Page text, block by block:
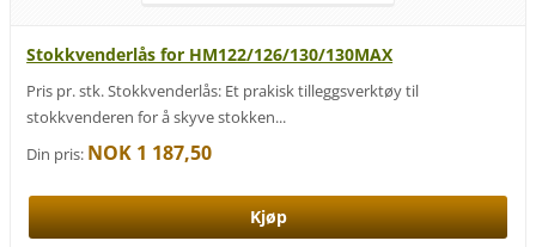
Stokkvenderlås for HM122/126/130/130MAX
Pris pr. stk. Stokkvenderlås: Et prakisk tilleggsverktøy til
stokkvenderen for å skyve stokken...
Din pris: NOK 1 187,50